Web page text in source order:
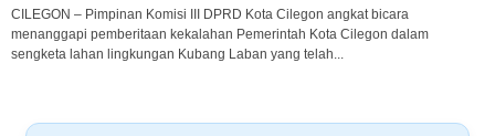
CILEGON – Pimpinan Komisi III DPRD Kota Cilegon angkat bicara
menanggapi pemberitaan kekalahan Pemerintah Kota Cilegon dalam
sengketa lahan lingkungan Kubang Laban yang telah...